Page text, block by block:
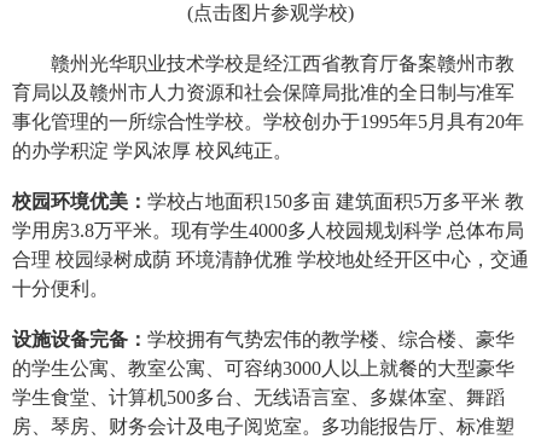
(点击图片参观学校)
赣州光华职业技术学校是经江西省教育厅备案赣州市教
育局以及赣州市人力资源和社会保障局批准的全日制与准军
事化管理的一所综合性学校。学校创办于1995年5月具有20年
的办学积淀 学风浓厚 校风纯正。
校园环境优美： 学校占地面积150多亩 建筑面积5万多平米 教
学用房3.8万平米。现有学生4000多人校园规划科学 总体布局
合理 校园绿树成荫 环境清静优雅 学校地处经开区中心，交通
十分便利。
设施设备完备： 学校拥有气势宏伟的教学楼、综合楼、豪华
的学生公寓、教室公寓、可容纳3000人以上就餐的大型豪华
学生食堂、计算机500多台、无线语言室、多媒体室、舞蹈
房、琴房、财务会计及电子阅览室。多功能报告厅、标准塑